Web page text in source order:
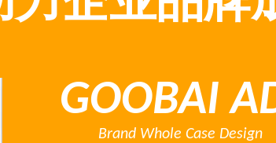
GOOBAI
Brand Whole Case Design